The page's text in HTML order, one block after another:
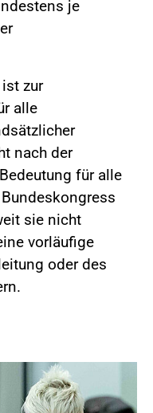
je
zur
alle
nach der
für alle
sie nicht
vorläufige
oder des